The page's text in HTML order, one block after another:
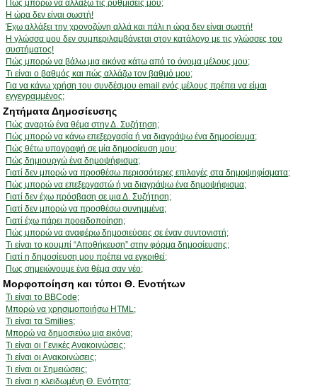
Πώς μπορώ να αλλάξω τις ρυθμίσεις μου;
Η ώρα δεν είναι σωστή!
Έχω αλλάξει την χρονοζώνη αλλά και πάλι η ώρα δεν είναι σωστή!
Η γλώσσα μου δεν συμπεριλαμβάνεται στον κατάλογο με τις γλώσσες του
συστήματος!
Πώς μπορώ να βάλω μια εικόνα κάτω από το όνομα μέλους μου;
Τι είναι ο βαθμός και πώς αλλάζω τον βαθμό μου;
Για να κάνω χρήση του συνδέσμου email ενός μέλους πρέπει να είμαι
εγγεγραμμένος;
Ζητήματα Δημοσίευσης
Πώς αναρτώ ένα θέμα στην Δ. Συζήτηση;
Πώς μπορώ να κάνω επεξεργασία ή να διαγράψω ένα δημοσίευμα;
Πώς θέτω υπογραφή σε μία δημοσίευση μου;
Πώς δημιουργώ ένα δημοψήφισμα;
Γιατί δεν μπορώ να προσθέσω περισσότερες επιλογές στα δημοψηφίσματα;
Πώς μπορώ να επεξεργαστώ ή να διαγράψω ένα δημοψήφισμα;
Γιατί δεν έχω πρόσβαση σε μια Δ. Συζήτηση;
Γιατί δεν μπορώ να προσθέσω συνημμένα;
Γιατί έχω πάρει προειδοποίηση;
Πώς μπορώ να αναφέρω δημοσιεύσεις σε έναν συντονιστή;
Τι είναι το κουμπί “Αποθήκευση” στην φόρμα δημοσίευσης;
Γιατί η δημοσίευση μου πρέπει να εγκριθεί;
Πως σημειώνουμε ένα θέμα σαν νέο;
Μορφοποίηση και τύποι Θ. Ενοτήτων
Τι είναι το BBCode;
Μπορώ να χρησιμοποιήσω HTML;
Τι είναι τα Smilies;
Μπορώ να δημοσιεύω μια εικόνα;
Τι είναι οι Γενικές Ανακοινώσεις;
Τι είναι οι Ανακοινώσεις;
Τι είναι οι Σημειώσεις;
Τι είναι η κλειδωμένη Θ. Ενότητα;